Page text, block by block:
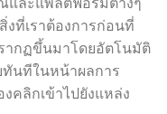
ที่เราต้องการก่อนที่
ากฏขึ้นมาโดยอัตโนมัติ
นทีในหน้าผลการ
งคลิกเข้าไปยังแหล่ง